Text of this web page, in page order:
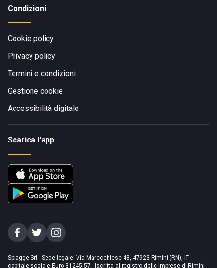
Condizioni
Cookie policy
Privacy policy
Termini e condizioni
Gestione cookie
Accessibilità digitale
Scarica l'app
Spiagge Srl - Sede legale: Via Marecchiese 48, 47923 Rimini (RN), IT -
capitale sociale Euro 31245,57 - Iscritta al registro delle imprese di Rimini